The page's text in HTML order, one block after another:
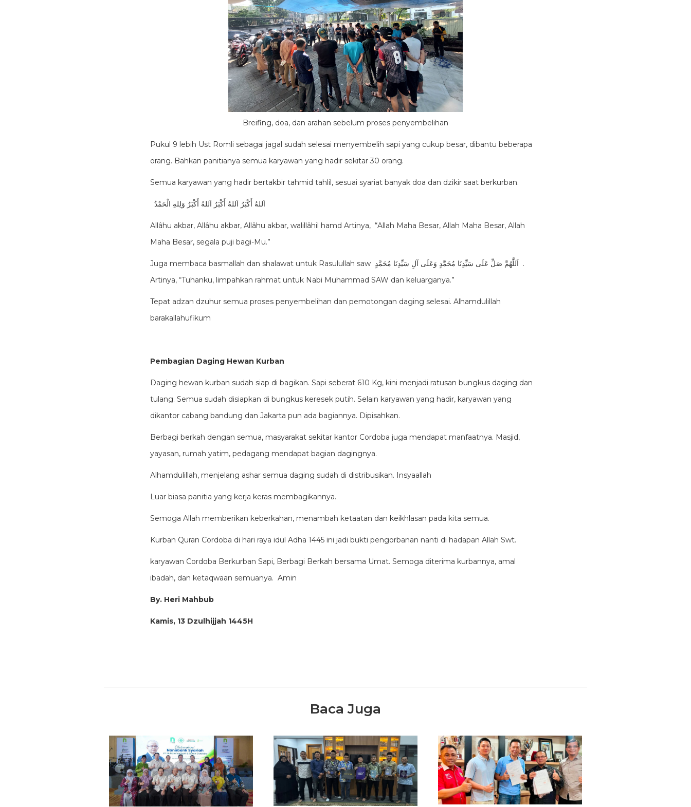
Breifing, doa, dan arahan sebelum proses penyembelihan
Pukul 9 lebih Ust Romli sebagai jagal sudah selesai menyembelih sapi yang cukup besar, dibantu beberapa
orang. Bahkan panitianya semua karyawan yang hadir sekitar 30 orang.
Semua karyawan yang hadir bertakbir tahmid tahlil, sesuai syariat banyak doa dan dzikir saat berkurban.
اَللهُ أَكْبَرُ اَللهُ أَكْبَرُ اَللهُ أَكْبَرُ وَلِلهِ الْحَمْدُ
Allâhu akbar, Allâhu akbar, Allâhu akbar, walillâhil hamd Artinya, “Allah Maha Besar, Allah Maha Besar, Allah
Maha Besar, segala puji bagi-Mu.”
Juga membaca basmallah dan shalawat untuk Rasulullah saw اَللَّهُمَّ صَلِّ عَلَى سَيِّدِنَا مُحَمَّدٍ وَعَلَى آلِ سَيِّدِنَا مُحَمَّدٍ .
Artinya, “Tuhanku, limpahkan rahmat untuk Nabi Muhammad SAW dan keluarganya.”
Tepat adzan dzuhur semua proses penyembelihan dan pemotongan daging selesai. Alhamdulillah
barakallahufikum
Pembagian Daging Hewan Kurban
Daging hewan kurban sudah siap di bagikan. Sapi seberat 610 Kg, kini menjadi ratusan bungkus daging dan
tulang. Semua sudah disiapkan di bungkus keresek putih. Selain karyawan yang hadir, karyawan yang
dikantor cabang bandung dan Jakarta pun ada bagiannya. Dipisahkan.
Berbagi berkah dengan semua, masyarakat sekitar kantor Cordoba juga mendapat manfaatnya. Masjid,
yayasan, rumah yatim, pedagang mendapat bagian dagingnya.
Alhamdulillah, menjelang ashar semua daging sudah di distribusikan. Insyaallah
Luar biasa panitia yang kerja keras membagikannya.
Semoga Allah memberikan keberkahan, menambah ketaatan dan keikhlasan pada kita semua.
Kurban Quran Cordoba di hari raya idul Adha 1445 ini jadi bukti pengorbanan nanti di hadapan Allah Swt.
karyawan Cordoba Berkurban Sapi, Berbagi Berkah bersama Umat. Semoga diterima kurbannya, amal
ibadah, dan ketaqwaan semuanya. Amin
By. Heri Mahbub
Kamis, 13 Dzulhijjah 1445H
Baca Juga